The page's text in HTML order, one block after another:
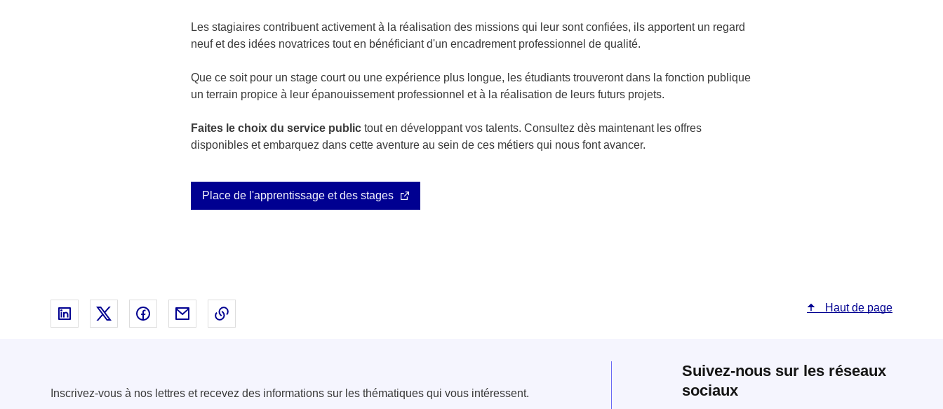
Les stagiaires contribuent activement à la réalisation des missions qui leur sont confiées, ils apportent un regard
neuf et des idées novatrices tout en bénéficiant d'un encadrement professionnel de qualité.
Que ce soit pour un stage court ou une expérience plus longue, les étudiants trouveront dans la fonction publique
un terrain propice à leur épanouissement professionnel et à la réalisation de leurs futurs projets.
Faites le choix du service public tout en développant vos talents. Consultez dès maintenant les offres
disponibles et embarquez dans cette aventure au sein de ces métiers qui nous font avancer.
Place de l'apprentissage et des stages
Partager sur Linked In - nouvelle fenêtre
Partager sur X - nouvelle fenêtre
Partager sur Facebook - nouvelle fenêtre
Partager par email - nouvelle fenêtre Haut de page
Inscrivez-vous à nos lettres et recevez des informations sur les thématiques qui vous intéressent.
Suivez-nous sur les réseaux
sociaux